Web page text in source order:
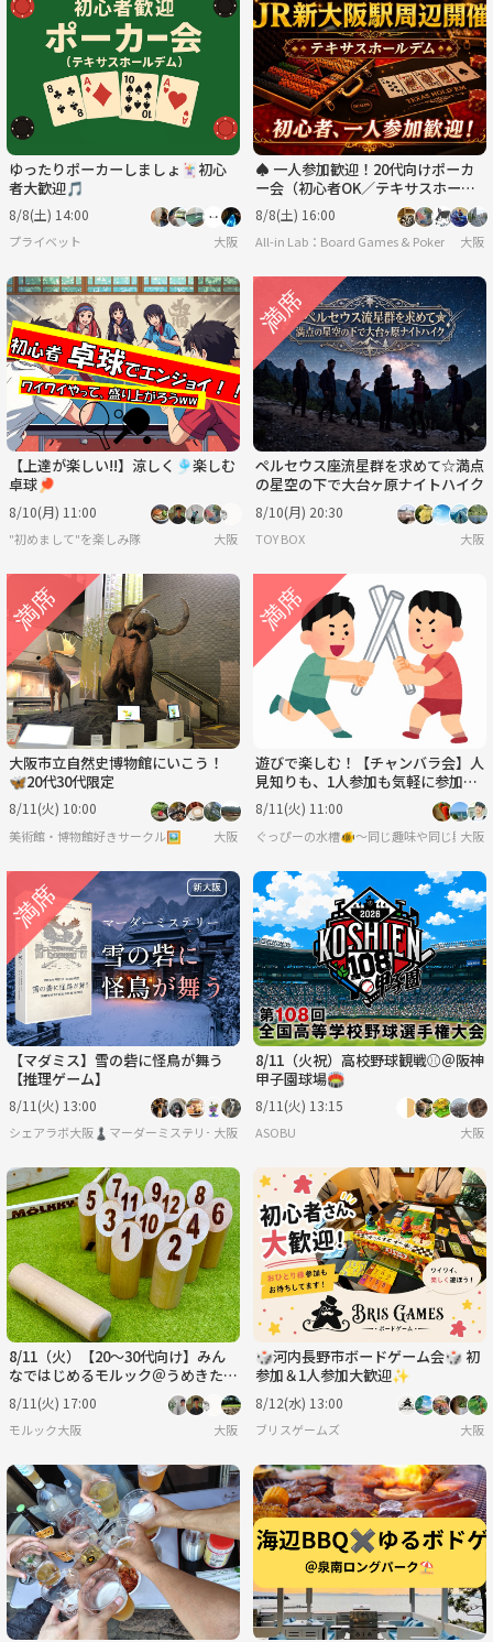
ゆったりポーカーしましょ🃏初心
者大歓迎🎵
8/8(土) 14:00
プライベット 大阪
♠️ 一人参加歓迎！20代向けポーカ
ー会（初心者OK／テキサスホール
デム）＠新大阪♠️
8/8(土) 16:00
All-in Lab：Board Games & Poker 大阪
【上達が楽しい!!】涼しく🎐楽しむ
卓球🏓
8/10(月) 11:00
"初めまして"を楽しみ隊 大阪
ペルセウス座流星群を求めて☆満点
の星空の下で大台ヶ原ナイトハイク
8/10(月) 20:30
TOY BOX 大阪
大阪市立自然史博物館にいこう！
🦋20代30代限定
8/11(火) 10:00
美術館・博物館好きサークル🖼️ 大阪
遊びで楽しむ！【チャンバラ会】人
見知りも、1人参加も気軽に参加し
てね♪
8/11(火) 11:00
ぐっぴーの水槽🐠〜同じ趣味や同じ興味で
大阪
【マダミス】雪の砦に怪鳥が舞う
【推理ゲーム】
8/11(火) 13:00
シェアラボ大阪♟️マーダーミステリー/ボードゲーム/友達作り
大阪
8/11（火祝）高校野球観戦⚾️＠阪神
甲子園球場🏟️
8/11(火) 13:15
ASOBU 大阪
8/11（火）【20～30代向け】みん
なではじめるモルック＠うめきた公
園
8/11(火) 17:00
モルック大阪 大阪
🎲河内長野市ボードゲーム会🎲 初
参加＆1人参加大歓迎✨️
8/12(水) 13:00
ブリスゲームズ 大阪